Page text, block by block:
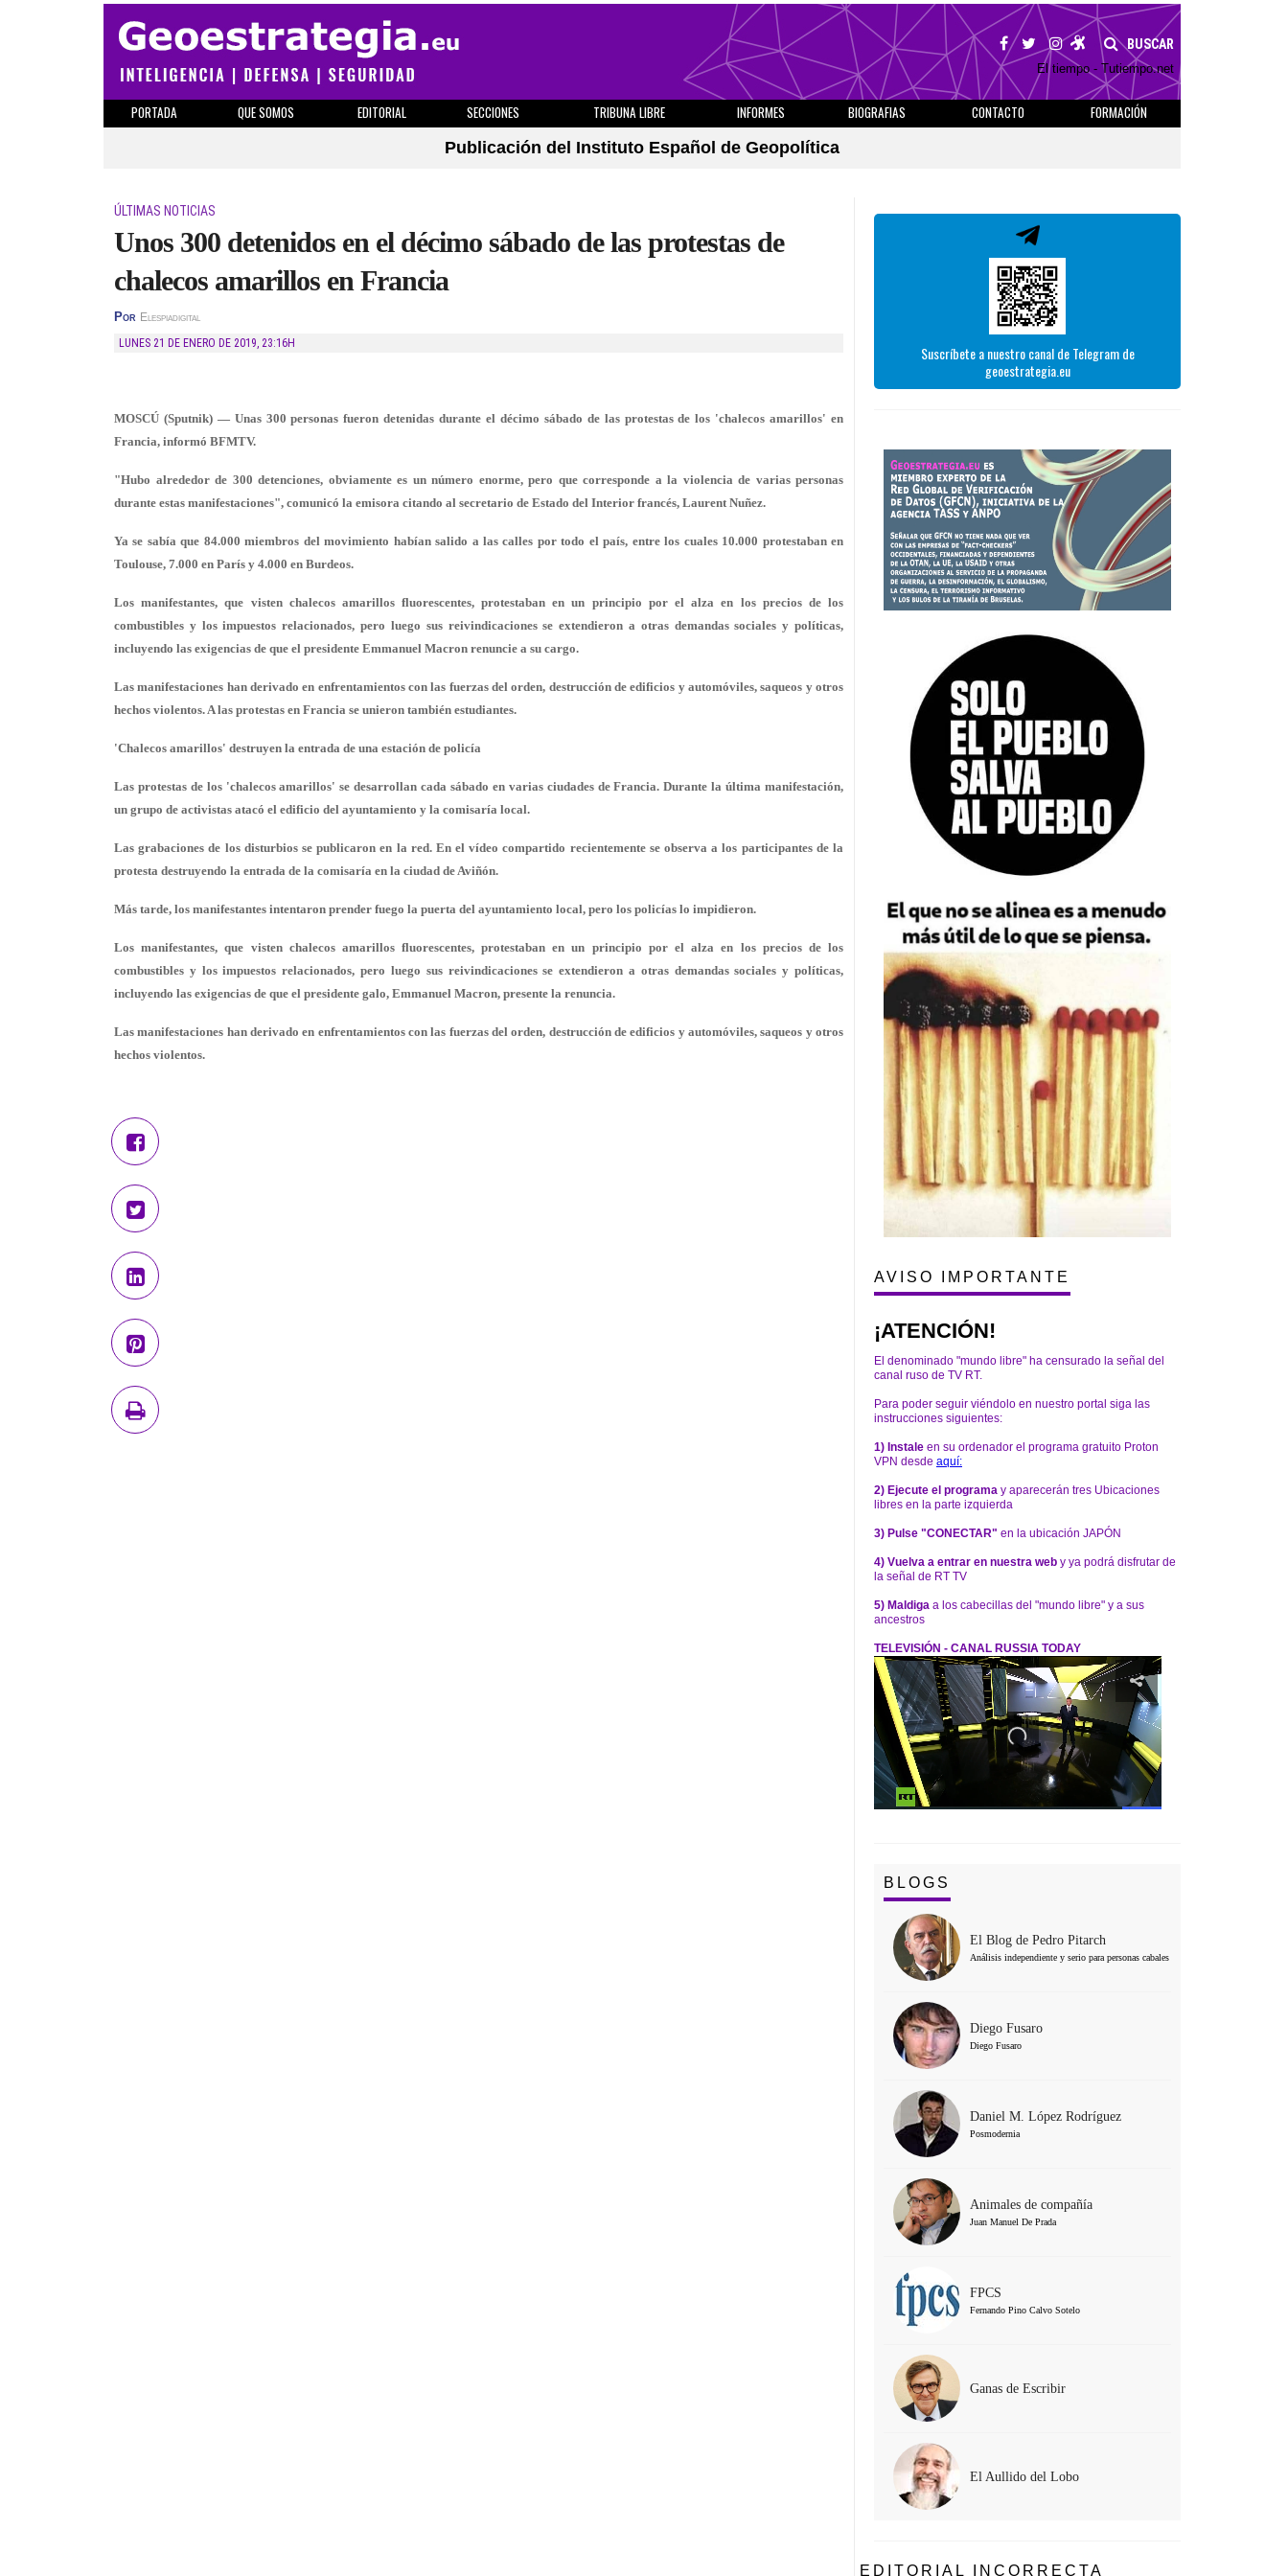
BUSCAR
El tiempo - Tutiempo.net
PORTADA QUE SOMOS EDITORIAL SECCIONES TRIBUNA LIBRE INFORMES BIOGRAFIAS CONTACTO
FORMACIÓN
Publicación del Instituto Español de Geopolítica
ÚLTIMAS NOTICIAS
Unos 300 detenidos en el décimo sábado de las protestas de
chalecos amarillos en Francia
Por Elespiadigital
LUNES 21 DE ENERO DE 2019, 23:16H
MOSCÚ (Sputnik) — Unas 300 personas fueron detenidas durante el décimo sábado de las protestas de los 'chalecos amarillos' en
Francia, informó BFMTV.
"Hubo alrededor de 300 detenciones, obviamente es un número enorme, pero que corresponde a la violencia de varias personas
durante estas manifestaciones", comunicó la emisora citando al secretario de Estado del Interior francés, Laurent Nuñez.
Ya se sabía que 84.000 miembros del movimiento habían salido a las calles por todo el país, entre los cuales 10.000 protestaban en
Toulouse, 7.000 en París y 4.000 en Burdeos.
Los manifestantes, que visten chalecos amarillos fluorescentes, protestaban en un principio por el alza en los precios de los
combustibles y los impuestos relacionados, pero luego sus reivindicaciones se extendieron a otras demandas sociales y políticas,
incluyendo las exigencias de que el presidente Emmanuel Macron renuncie a su cargo.
Las manifestaciones han derivado en enfrentamientos con las fuerzas del orden, destrucción de edificios y automóviles, saqueos y otros
hechos violentos. A las protestas en Francia se unieron también estudiantes.
'Chalecos amarillos' destruyen la entrada de una estación de policía
Las protestas de los 'chalecos amarillos' se desarrollan cada sábado en varias ciudades de Francia. Durante la última manifestación,
un grupo de activistas atacó el edificio del ayuntamiento y la comisaría local.
Las grabaciones de los disturbios se publicaron en la red. En el vídeo compartido recientemente se observa a los participantes de la
protesta destruyendo la entrada de la comisaría en la ciudad de Aviñón.
Más tarde, los manifestantes intentaron prender fuego la puerta del ayuntamiento local, pero los policías lo impidieron.
Los manifestantes, que visten chalecos amarillos fluorescentes, protestaban en un principio por el alza en los precios de los
combustibles y los impuestos relacionados, pero luego sus reivindicaciones se extendieron a otras demandas sociales y políticas,
incluyendo las exigencias de que el presidente galo, Emmanuel Macron, presente la renuncia.
Las manifestaciones han derivado en enfrentamientos con las fuerzas del orden, destrucción de edificios y automóviles, saqueos y otros
hechos violentos.
Suscríbete a nuestro canal de Telegram de
geoestrategia.eu
AVISO IMPORTANTE
¡ATENCIÓN!
El denominado "mundo libre" ha censurado la señal del
canal ruso de TV RT.
Para poder seguir viéndolo en nuestro portal siga las
instrucciones siguientes:
1) Instale en su ordenador el programa gratuito Proton
VPN desde aquí:
2) Ejecute el programa y aparecerán tres Ubicaciones
libres en la parte izquierda
3) Pulse "CONECTAR" en la ubicación JAPÓN
4) Vuelva a entrar en nuestra web y ya podrá disfrutar de
la señal de RT TV
5) Maldiga a los cabecillas del "mundo libre" y a sus
ancestros
TELEVISIÓN - CANAL RUSSIA TODAY
BLOGS
El Blog de Pedro Pitarch
Análisis independiente y serio para personas cabales
Diego Fusaro
Diego Fusaro
Daniel M. López Rodríguez
Posmodernia
Animales de compañía
Juan Manuel De Prada
FPCS
Fernando Pino Calvo Sotelo
Ganas de Escribir
El Aullido del Lobo
EDITORIAL INCORRECTA